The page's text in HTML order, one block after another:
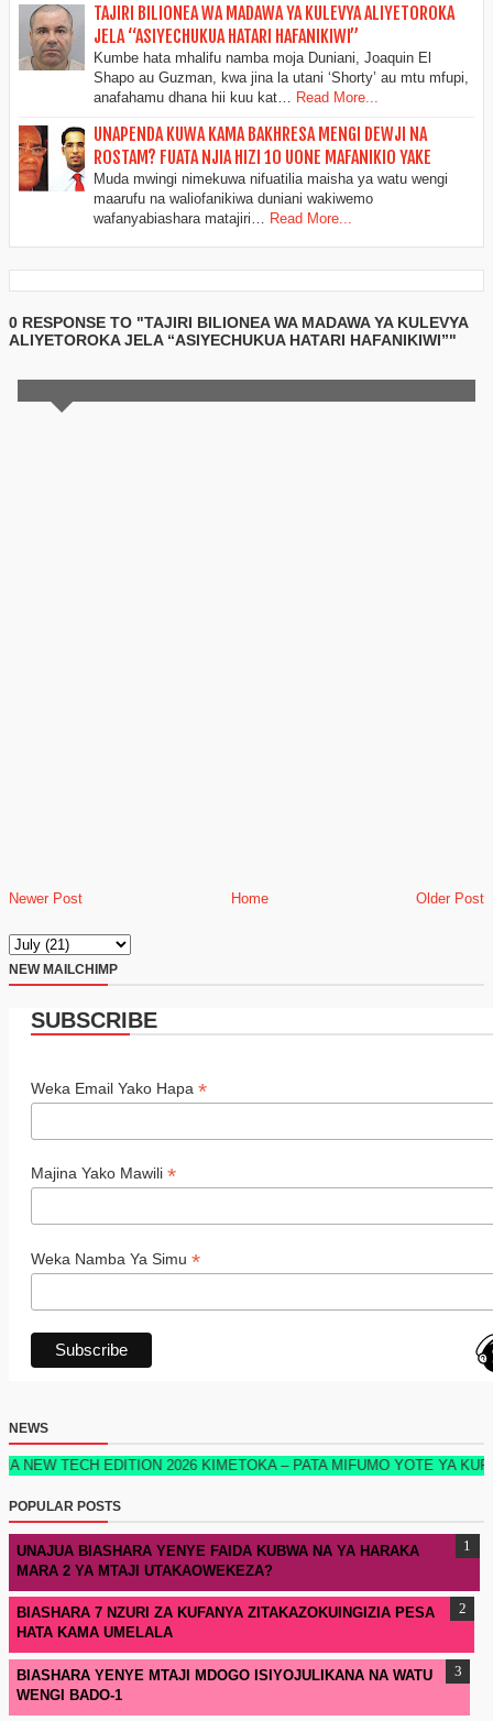
TAJIRI BILIONEA WA MADAWA YA KULEVYA ALIYETOROKA
JELA “ASIYECHUKUA HATARI HAFANIKIWI”
Kumbe hata mhalifu namba moja Duniani, Joaquin El
Shapo au Guzman, kwa jina la utani ‘Shorty’ au mtu mfupi,
anafahamu dhana hii kuu kat…
Read More...
UNAPENDA KUWA KAMA BAKHRESA MENGI DEWJI NA
ROSTAM? FUATA NJIA HIZI 10 UONE MAFANIKIO YAKE
Muda mwingi nimekuwa nifuatilia maisha ya watu wengi
maarufu na waliofanikiwa duniani wakiwemo
wafanyabiashara matajiri…
Read More...
0 RESPONSE TO "TAJIRI BILIONEA WA MADAWA YA KULEVYA
ALIYETOROKA JELA “ASIYECHUKUA HATARI HAFANIKIWI”"
Newer Post Older Post
Home
NEW MAILCHIMP
SUBSCRIBE
Weka Email Yako Hapa *
Majina Yako Mawili *
Weka Namba Ya Simu *
NEWS
2026 KIMETOKA – PATA MIFUMO YOTE YA KUFUATILIA
POPULAR POSTS
UNAJUA BIASHARA YENYE FAIDA KUBWA NA YA HARAKA
MARA 2 YA MTAJI UTAKAOWEKEZA?
BIASHARA 7 NZURI ZA KUFANYA ZITAKAZOKUINGIZIA PESA
HATA KAMA UMELALA
BIASHARA YENYE MTAJI MDOGO ISIYOJULIKANA NA WATU
WENGI BADO-1